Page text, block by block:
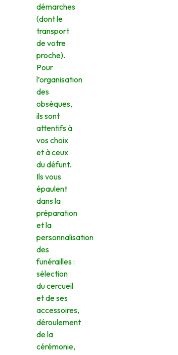
démarches
(dont le
transport
de votre
proche).
Pour
l’organisation
des
obsèques,
ils sont
attentifs à
vos choix
et à ceux
du défunt.
Ils vous
épaulent
dans la
préparation
et la
personnalisation
des
funérailles :
sélection
du cercueil
et de ses
accessoires,
déroulement
de la
cérémonie,